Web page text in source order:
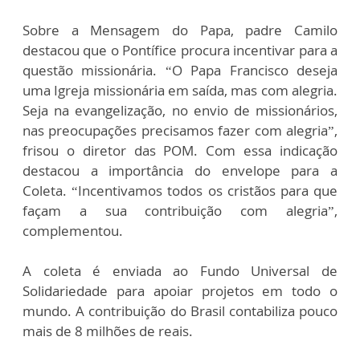
Sobre a Mensagem do Papa, padre Camilo
destacou que o Pontífice procura incentivar para a
questão missionária. “O Papa Francisco deseja
uma Igreja missionária em saída, mas com alegria.
Seja na evangelização, no envio de missionários,
nas preocupações precisamos fazer com alegria”,
frisou o diretor das POM. Com essa indicação
destacou a importância do envelope para a
Coleta. “Incentivamos todos os cristãos para que
façam a sua contribuição com alegria”,
complementou.
A coleta é enviada ao Fundo Universal de
Solidariedade para apoiar projetos em todo o
mundo. A contribuição do Brasil contabiliza pouco
mais de 8 milhões de reais.